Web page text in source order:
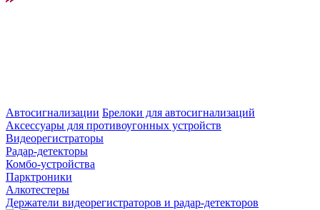
Автосигнализации Брелоки для автосигнализаций
Аксессуары для противоугонных устройств
Видеорегистраторы
Радар-детекторы
Комбо-устройства
Парктроники
Алкотестеры
Держатели видеорегистраторов и радар-детекторов